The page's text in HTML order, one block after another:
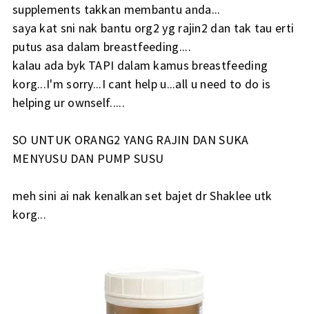
supplements takkan membantu anda...
saya kat sni nak bantu org2 yg rajin2 dan tak tau erti
putus asa dalam breastfeeding....
kalau ada byk TAPI dalam kamus breastfeeding
korg...I'm sorry...I cant help u...all u need to do is
helping ur ownself.....
SO UNTUK ORANG2 YANG RAJIN DAN SUKA
MENYUSU DAN PUMP SUSU
meh sini ai nak kenalkan set bajet dr Shaklee utk
korg...